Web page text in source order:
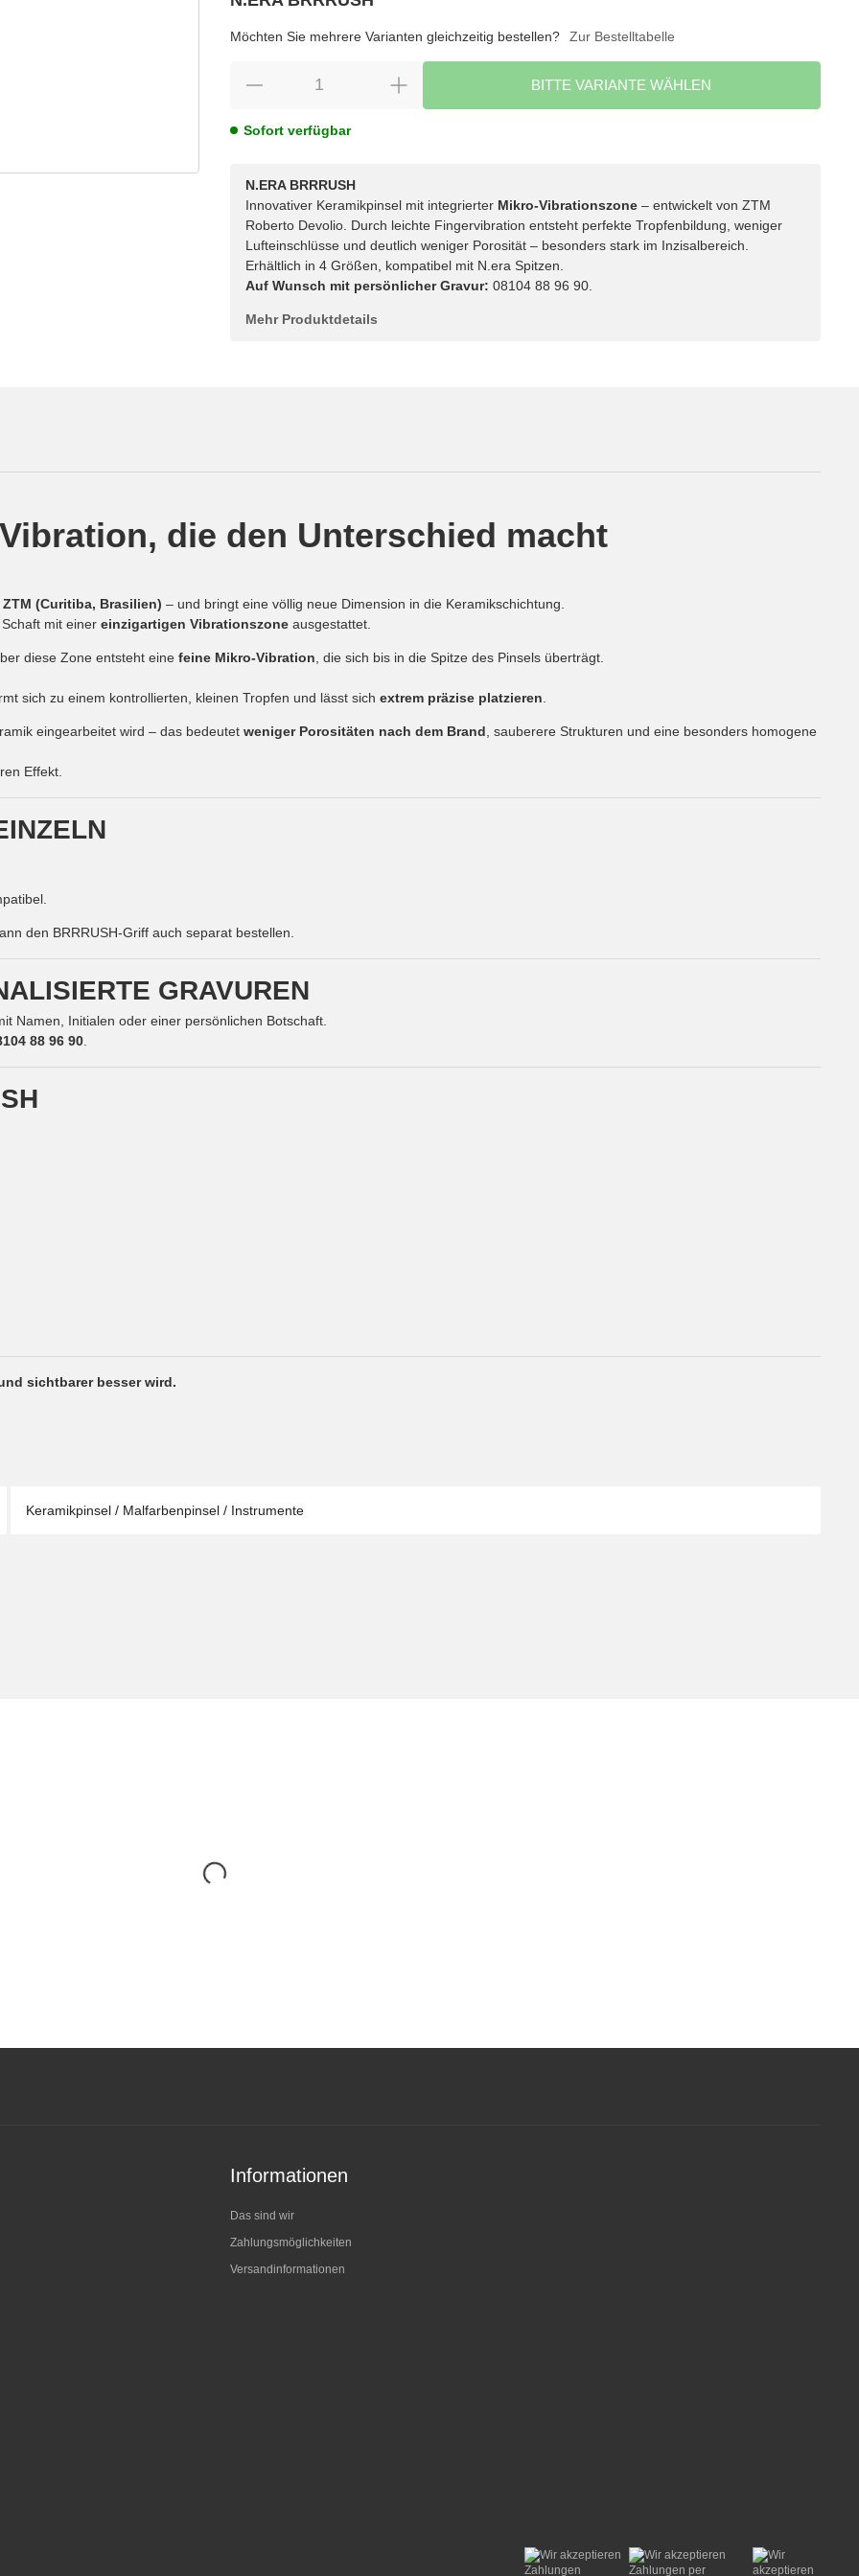
Möchten Sie mehrere Varianten gleichzeitig bestellen?
Zur Bestelltabelle
BITTE VARIANTE WÄHLEN
Sofort verfügbar
N.ERA BRRRUSH
Innovativer Keramikpinsel mit integrierter Mikro-Vibrationszone – entwickelt von ZTM
Roberto Devolio. Durch leichte Fingervibration entsteht perfekte Tropfenbildung, weniger
Lufteinschlüsse und deutlich weniger Porosität – besonders stark im Inzisalbereich.
Erhältlich in 4 Größen, kompatibel mit N.era Spitzen.
Auf Wunsch mit persönlicher Gravur: 08104 88 96 90.
Mehr Produktdetails
Keramikpinsel / Malfarbenpinsel / Instrumente
die den Unterschied macht
(Curitiba, Brasilien) – und bringt eine völlig neue Dimension in die Keramikschichtung.
mit einer einzigartigen Vibrationszone ausgestattet.
diese Zone entsteht eine feine Mikro-Vibration , die sich bis in die Spitze des Pinsels überträgt.
sich zu einem kontrollierten, kleinen Tropfen und lässt sich extrem präzise platzieren
eingearbeitet wird – das bedeutet weniger Porositäten nach dem Brand , sauberere Strukturen und eine besonders homogene
Effekt.
den BRRRUSH-Griff auch separat bestellen.
GRAVUREN
Namen, Initialen oder einer persönlichen Botschaft.
88 96 90
sichtbarer besser wird.
Informationen
Das sind wir
Zahlungsmöglichkeiten
Versandinformationen